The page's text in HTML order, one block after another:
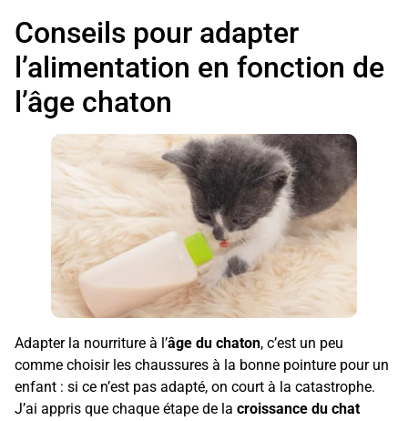
Conseils pour adapter
l’alimentation en fonction de
l’âge chaton
Adapter la nourriture à l’âge du chaton, c’est un peu
comme choisir les chaussures à la bonne pointure pour un
enfant : si ce n’est pas adapté, on court à la catastrophe.
J’ai appris que chaque étape de la croissance du chat